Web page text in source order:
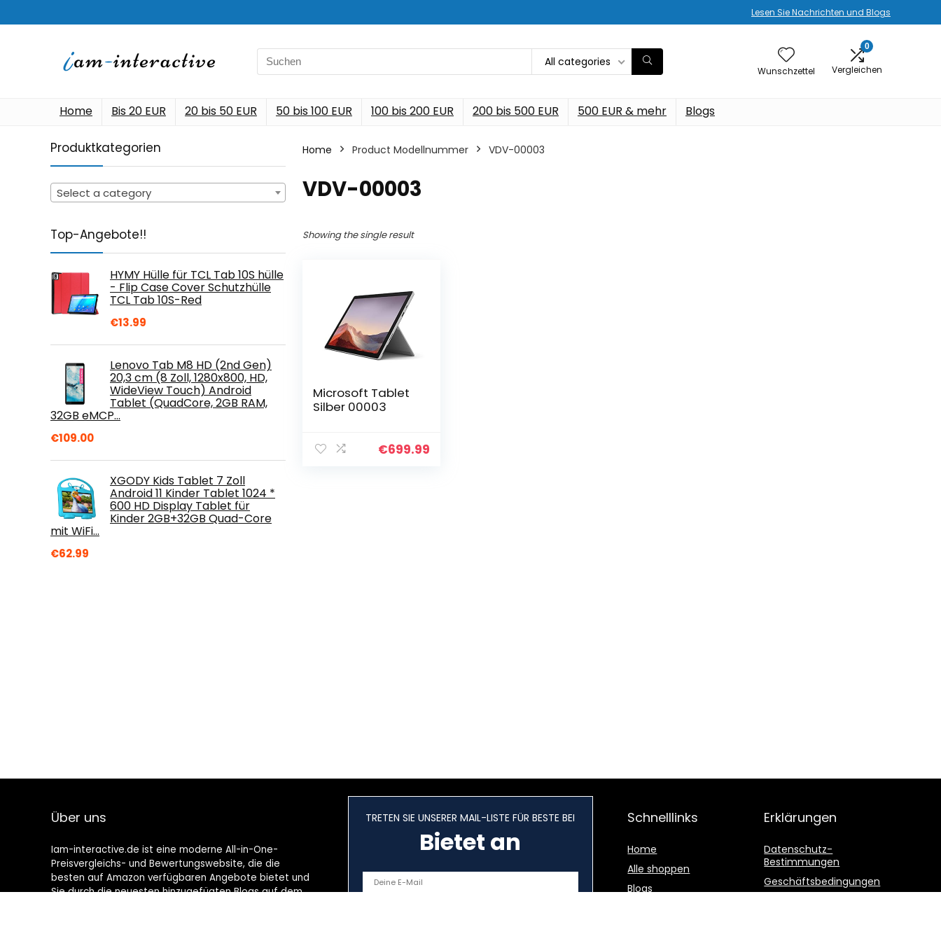
Lesen Sie Nachrichten und Blogs
Search
for:
All categories
Wunschzettel
0
Vergleichen
Home Bis 20 EUR 20 bis 50 EUR 50 bis 100 EUR 100 bis 200 EUR 200 bis 500 EUR 500 EUR & mehr Blogs
Produktkategorien
Select a category
Top-Angebote!!
HYMY Hülle für TCL Tab 10S hülle
- Flip Case Cover Schutzhülle
TCL Tab 10S-Red
€13.99
Lenovo Tab M8 HD (2nd Gen)
20,3 cm (8 Zoll, 1280x800, HD,
WideView Touch) Android
Tablet (QuadCore, 2GB RAM,
32GB eMCP…
€109.00
XGODY Kids Tablet 7 Zoll
Android 11 Kinder Tablet 1024 *
600 HD Display Tablet für
Kinder 2GB+32GB Quad-Core
mit WiFi…
€62.99
Home Product Modellnummer ‎VDV-00003
‎VDV-00003
Showing the single result
Microsoft Tablet
Silber 00003
€699.99
Über uns
Iam-interactive.de ist eine moderne All-in-One-
Preisvergleichs- und Bewertungswebsite, die die
besten auf Amazon verfügbaren Angebote bietet und
Sie durch die neuesten hinzugefügten Blogs auf dem
TRETEN SIE UNSERER MAIL-LISTE FÜR BESTE BEI
Bietet an
Schnelllinks
Home
Alle shoppen
Blogs
Erklärungen
Datenschutz-
Bestimmungen
Geschäftsbedingungen